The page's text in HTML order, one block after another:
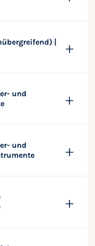
|
und
und